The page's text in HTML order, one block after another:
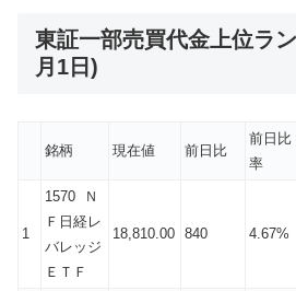
東証一部売買代金上位ラ
月1日)
銘柄 現在値 前日比
前日比
率
1
1570 Ｎ
Ｆ日経レ
バレッジ
ＥＴＦ
18,810.00 840 4.67%